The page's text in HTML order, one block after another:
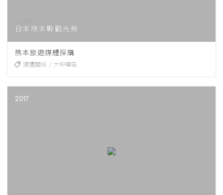
日本熊本縣觀光局
熊本旅遊媒體採購
媒體關係 大中華區
2017